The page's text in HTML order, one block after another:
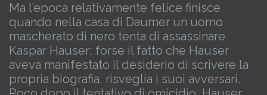
Ma l’epoca relativamente felice finisce
quando nella casa di Daumer un uomo
mascherato di nero tenta di assassinare
Kaspar Hauser; forse il fatto che Hauser
aveva manifestato il desiderio di scrivere la
propria biografia, risveglia i suoi avversari.